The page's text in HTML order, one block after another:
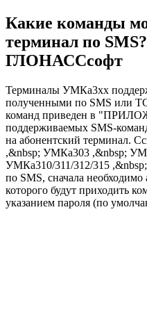
Какие команды
терминал по
ГЛОНАССсофт
Терминалы УМКа3хх
полученными по SMS или
команд приведен в
поддерживаемых SMS-
на абонентский терминал.
,&nbsp; УМКа303 ,&nbsp;
УМКа310/311/312/315
по SMS, сначала необходимо
которого будут приходить
указанием пароля (по